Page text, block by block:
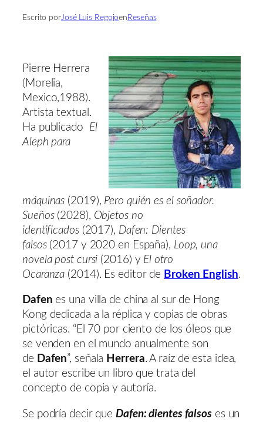
Escrito porJosé Luis Regojoen Reseñas
Pierre Herrera
(Morelia,
Mexico,1988).
Artista textual.
Ha publicado El
Aleph para
máquinas (2019), Pero quién es el soñador.
Sueños(2028), Objetos no
identificados(2017), Dafen: Dientes
falsos(2017 y 2020 en España), Loop, una
novela post cursi (2016) y El otro
Ocaranza (2014). Es editor de Broken English.
Dafen es una villa de china al sur de Hong
Kong dedicada a la réplica y copias de obras
pictóricas. “El 70 por ciento de los óleos que
se venden en el mundo anualmente son
de Dafen”, señala Herrera. A raíz de esta idea,
el autor escribe un libro que trata del
concepto de copia y autoría.
Se podría decir que Dafen: dientes falsoses un